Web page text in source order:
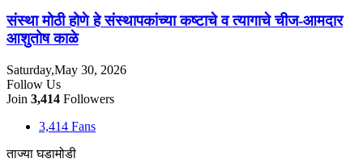
संस्था मोठी होणे हे संस्थापकांच्या कष्टाचे व त्यागाचे चीज-आमदार
आशुतोष काळे
Saturday,May 30, 2026
Follow Us
Join 3,414 Followers
3,414 Fans
ताज्या घडामोडी